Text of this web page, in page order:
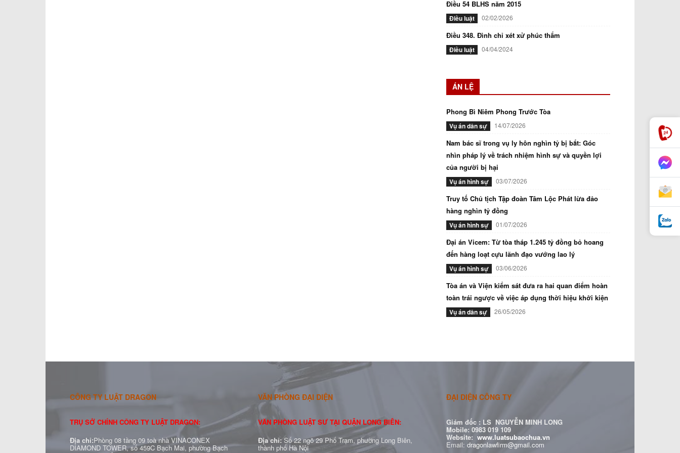
Điều 54 BLHS năm 2015
Điều luật 02/02/2026
Điều 348. Đình chỉ xét xử phúc thẩm
Điều luật 04/04/2024
ÁN LỆ
Phong Bì Niêm Phong Trước Tòa
Vụ án dân sự 14/07/2026
Nam bác sĩ trong vụ ly hôn nghìn tỷ bị bắt: Góc
nhìn pháp lý về trách nhiệm hình sự và quyền lợi
của người bị hại
Vụ án hình sự 03/07/2026
Truy tố Chủ tịch Tập đoàn Tâm Lộc Phát lừa đảo
hàng nghìn tỷ đồng
Vụ án hình sự 01/07/2026
Đại án Vicem: Từ tòa tháp 1.245 tỷ đồng bỏ hoang
đến hàng loạt cựu lãnh đạo vướng lao lý
Vụ án hình sự 03/06/2026
Tòa án và Viện kiểm sát đưa ra hai quan điểm hoàn
toàn trái ngược về việc áp dụng thời hiệu khởi kiện
Vụ án dân sự 26/05/2026
CÔNG TY LUẬT DRAGON
TRỤ SỞ CHÍNH CÔNG TY LUẬT DRAGON:
Địa chỉ:Phòng 08 tầng 09 toà nhà VINACONEX
DIAMOND TOWER, số 459C Bạch Mai, phường Bạch
VĂN PHÒNG ĐẠI DIỆN
VĂN PHÒNG LUẬT SƯ TẠI QUẬN LONG BIÊN:
Địa chỉ: Số 22 ngõ 29 Phố Trạm, phường Long Biên,
thành phố Hà Nội
ĐẠI DIỆN CÔNG TY
Giám đốc : LS NGUYỄN MINH LONG
Mobile: 0983 019 109
Website: www.luatsubaochua.vn
Email: dragonlawfirm@gmail.com